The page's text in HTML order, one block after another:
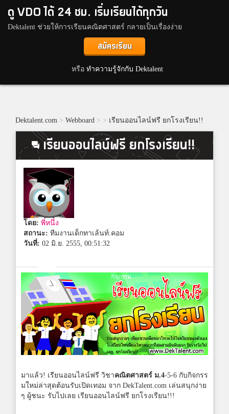
ดู VDO ได้ 24 ชม. เริ่มเรียนได้ทุกวัน
Dektalent ช่วยให้การเรียนคณิตศาสตร์ กลายเป็นเรื่องง่าย
สมัครเรียน
หรือ ทำความรู้จักกับ Dektalent
Dektalent.com > Webboard > > เรียนออนไลน์ฟรี ยกโรงเรียน!!
เรียนออนไลน์ฟรี ยกโรงเรียน!!
โดย: พี่หนึ่ง
สถานะ: ทีมงานเด็กทาเล้นท์.คอม
วันที่: 02 มิ.ย. 2555, 00:51:32
มาแล้ว! เรียนออนไลน์ฟรี วิชาคณิตศาสตร์ ม.4-5-6 กับกิจกรร
มใหม่ล่าสุดต้อนรับเปิดเทอม จาก DekTalent.com เล่นสนุกง่าย
ๆ ผู้ชนะ รับไปเลย เรียนออนไลน์ฟรี ยกโรงเรียน!!!